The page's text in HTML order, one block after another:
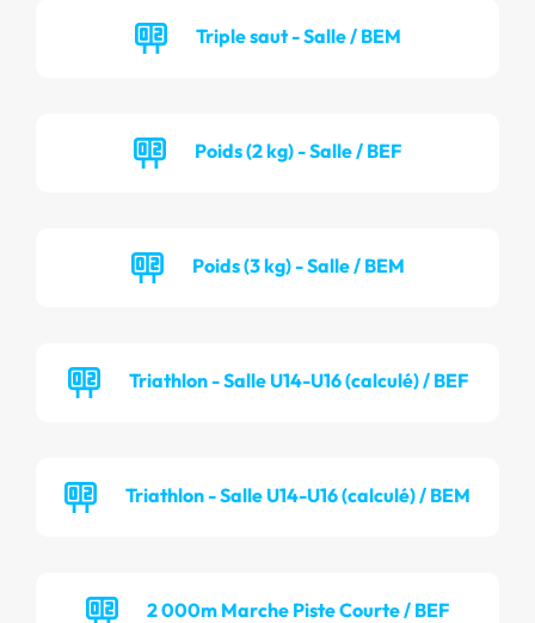
Triple saut - Salle / BEM
Poids (2 kg) - Salle / BEF
Poids (3 kg) - Salle / BEM
Triathlon - Salle U14-U16 (calculé) / BEF
Triathlon - Salle U14-U16 (calculé) / BEM
2 000m Marche Piste Courte / BEF